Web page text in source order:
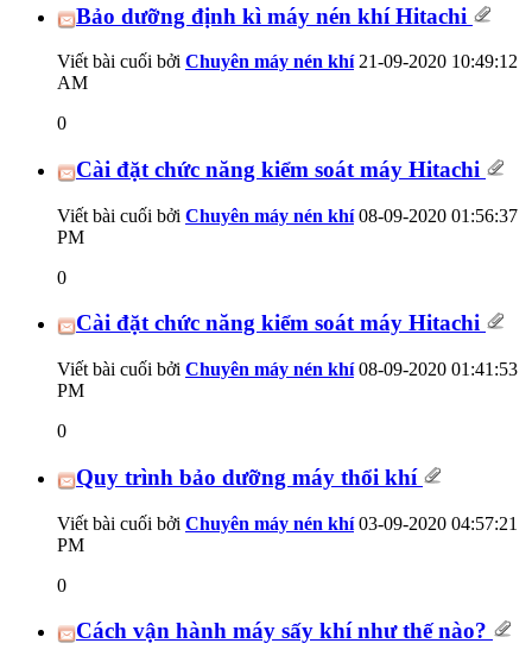
Bảo dưỡng định kì máy nén khí Hitachi
Viết bài cuối bởi Chuyên máy nén khí21-09-2020 10:49:12
AM
0
Cài đặt chức năng kiểm soát máy Hitachi
Viết bài cuối bởi Chuyên máy nén khí08-09-2020 01:56:37
PM
0
Cài đặt chức năng kiểm soát máy Hitachi
Viết bài cuối bởi Chuyên máy nén khí08-09-2020 01:41:53
PM
0
Quy trình bảo dưỡng máy thổi khí
Viết bài cuối bởi Chuyên máy nén khí03-09-2020 04:57:21
PM
0
Cách vận hành máy sấy khí như thế nào?